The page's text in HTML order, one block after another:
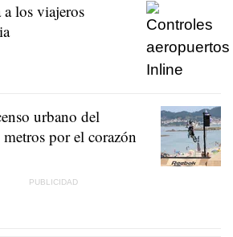
los viajeros
urbano del
por el corazón